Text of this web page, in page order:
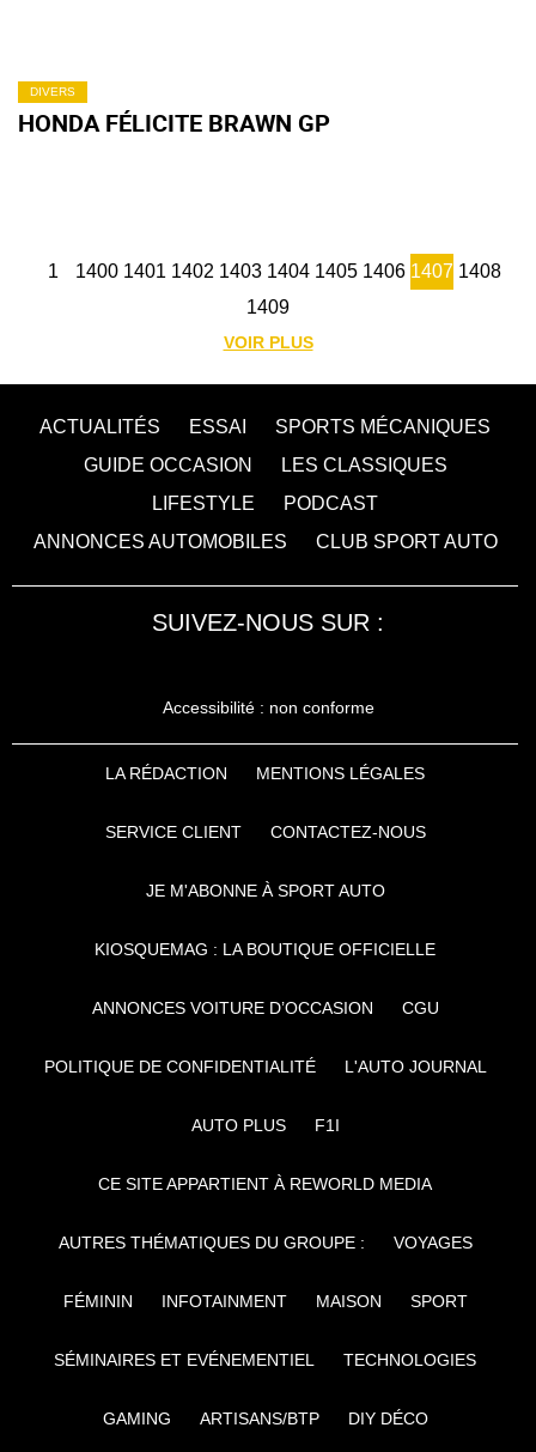
DIVERS
HONDA FÉLICITE BRAWN GP
1 1400 1401 1402 1403 1404 1405 1406 1407 1408
1409
VOIR PLUS
ACTUALITÉS ESSAI
SPORTS MÉCANIQUES
GUIDE OCCASION
LES CLASSIQUES
LIFESTYLE
PODCAST
ANNONCES AUTOMOBILES
CLUB SPORT AUTO
SUIVEZ-NOUS SUR :
Accessibilité : non conforme
LA RÉDACTION MENTIONS LÉGALES
SERVICE CLIENT CONTACTEZ-NOUS
JE M'ABONNE À SPORT AUTO
KIOSQUEMAG : LA BOUTIQUE OFFICIELLE
ANNONCES VOITURE D’OCCASION CGU
POLITIQUE DE CONFIDENTIALITÉ L'AUTO JOURNAL
AUTO PLUS F1I
CE SITE APPARTIENT À REWORLD MEDIA
AUTRES THÉMATIQUES DU GROUPE : VOYAGES
FÉMININ INFOTAINMENT MAISON SPORT
SÉMINAIRES ET EVÉNEMENTIEL TECHNOLOGIES
GAMING ARTISANS/BTP DIY DÉCO